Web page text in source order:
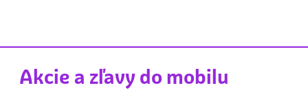
Akcie a zľavy do mobilu